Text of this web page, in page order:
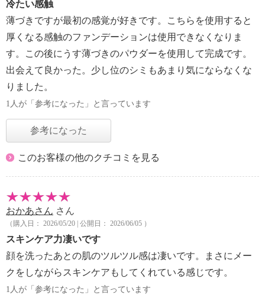
冷たい感触
薄づきですが最初の感覚が好きです。こちらを使用すると
厚くなる感触のファンデーションは使用できなくなりま
す。この後にうす薄づきのパウダーを使用して完成です。
出会えて良かった。少し位のシミもあまり気にならなくな
りました。
1人が「参考になった」と言っています
参考になった
このお客様の他のクチコミを見る
おかあさん さん
（購入日： 2026/05/20 | 公開日： 2026/06/05 ）
スキンケア力凄いです
顔を洗ったあとの肌のツルツル感は凄いです。まさにメー
クをしながらスキンケアもしてくれている感じです。
1人が「参考になった」と言っています